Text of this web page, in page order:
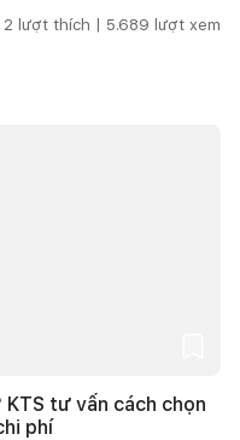
2 lượt thích | 5.689 lượt xem
KTS tư vấn cách chọn
phí